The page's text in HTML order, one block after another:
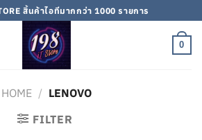
สิ้นค้าไอทีมากกว่า 1000 รายการ
0
HOME / LENOVO
FILTER